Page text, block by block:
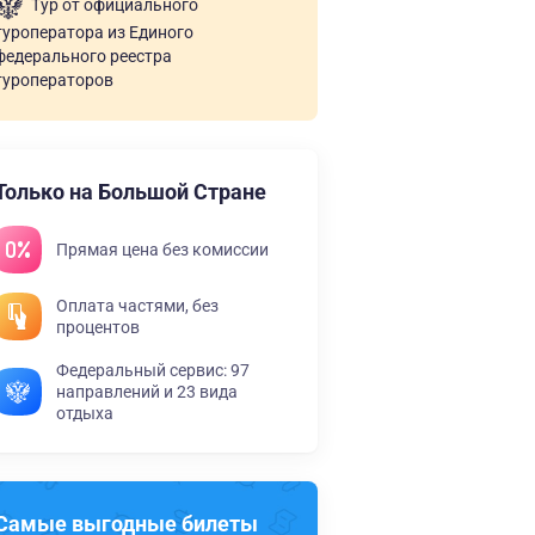
Тур от официального
из Единого
реестра
на Большой Стране
Прямая цена без комиссии
Оплата частями, без
процентов
Федеральный сервис: 97
направлений и 23 вида
отдыха
выгодные билеты